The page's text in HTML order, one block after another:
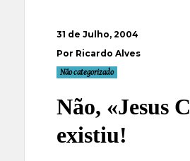
31 de Julho, 2004
Por Ricardo Alves
Não categorizado
Não, «Jesus
existiu!